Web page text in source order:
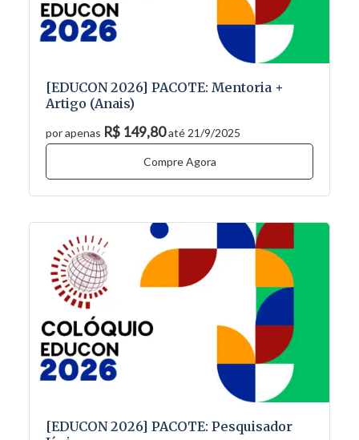
[EDUCON 2026] PACOTE: Mentoria +
Artigo (Anais)
por apenas R$ 149,80até 21/9/2025
Compre Agora
[EDUCON 2026] PACOTE: Pesquisador